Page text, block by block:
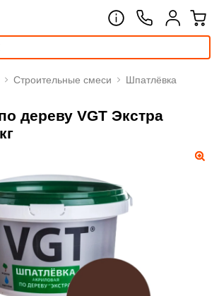
Строительные смеси Шпатлёвка
дереву VGT Экстра